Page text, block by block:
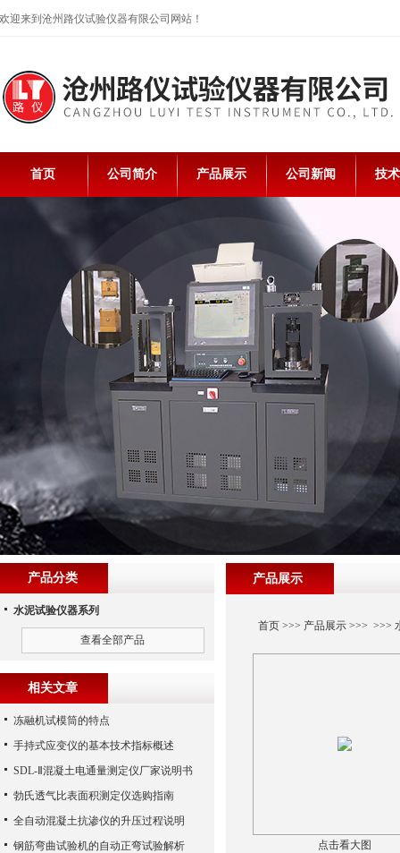
欢迎来到沧州路仪试验仪器有限公司网站！
首页 公司简介 产品展示 公司新闻 技
产品展示
首页>>> 产品展示>>> >>>
点击看大图
产品分类
水泥试验仪器系列
查看全部产品
相关文章
冻融机试模筒的特点
手持式应变仪的基本技术指标概述
SDL-Ⅱ混凝土电通量测定仪厂家说明书
勃氏透气比表面积测定仪选购指南
全自动混凝土抗渗仪的升压过程说明
钢筋弯曲试验机的自动正弯试验解析